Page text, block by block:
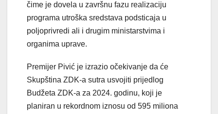
čime je dovela u završnu fazu realizaciju
programa utroška sredstava podsticaja u
poljoprivredi ali i drugim ministarstvima i
organima uprave.
Premijer Pivić je izrazio očekivanje da će
Skupština ZDK-a sutra usvojiti prijedlog
Budžeta ZDK-a za 2024. godinu, koji je
planiran u rekordnom iznosu od 595 miliona